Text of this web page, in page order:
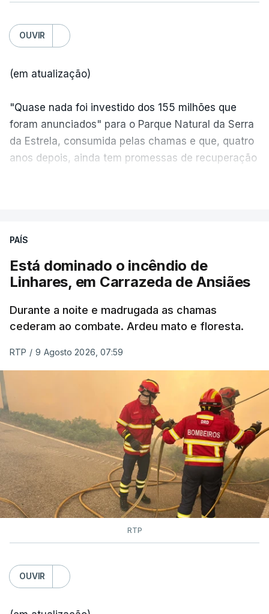
OUVIR
(em atualização)
"Quase nada foi investido dos 155 milhões que
foram anunciados" para o Parque Natural da Serra
da Estrela, consumida pelas chamas e que, quatro
anos depois, ainda tem promessas de recuperação
ESTE CONTEÚDO ESTÁ NESTE
PAÍS
Está dominado o incêndio de
Linhares, em Carrazeda de Ansiães
Durante a noite e madrugada as chamas
cederam ao combate. Ardeu mato e floresta.
RTP / 9 Agosto 2026, 07:59
RTP
OUVIR